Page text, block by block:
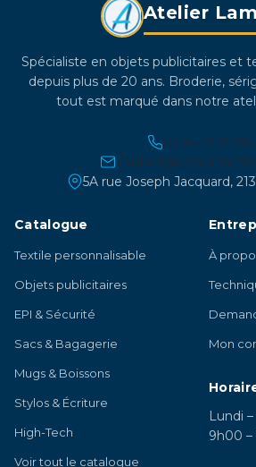
Atelier
Spécialiste en objets publicitaires et
depuis plus de 20 ans. Broderie,
tout est marqué dans notre
03 45 21 30 86
contact@atelier-
5A rue Joseph Jacquard,
Catalogue
Textile personnalisable
Objets publicitaires
EPI & Sécurité
Sacs & Bagagerie
Mugs & Boissons
Stylos & Écriture
High-Tech
Voir tout le catalogue
À
Mon
Lundi
9h00 –